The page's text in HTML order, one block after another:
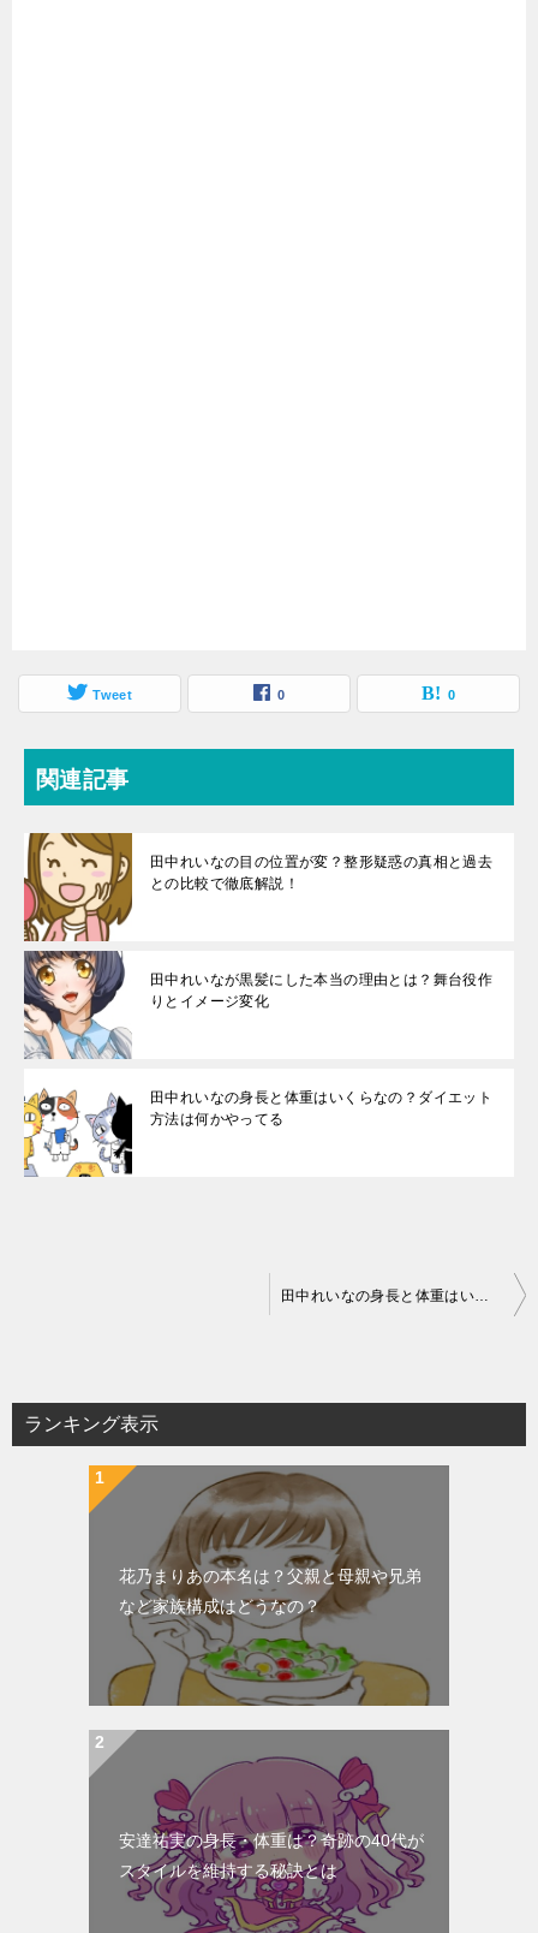
Tweet 0 0
関連記事
田中れいなの目の位置が変？整形疑惑の真相と過去
との比較で徹底解説！
田中れいなが黒髪にした本当の理由とは？舞台役作
りとイメージ変化
田中れいなの身長と体重はいくらなの？ダイエット
方法は何かやってる
ビ
ゲ
ランキング表示
花乃まりあの本名は？父親と母親や兄弟
など家族構成はどうなの？
安達祐実の身長・体重は？奇跡の40代が
スタイルを維持する秘訣とは